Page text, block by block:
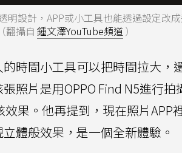
明設計，APP或小工具也能透過設定改
翻攝自 鍾文澤YouTube頻道）
時間小工具可以把時間拉大，
照片是用OPPO Find N5進行拍
果。他再提到，現在照片APP
體般效果，是一個全新體驗。